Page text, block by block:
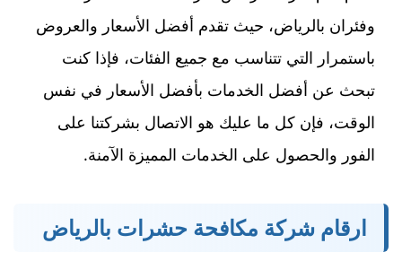
وفئران بالرياض، حيث تقدم أفضل الأسعار والعروض
باستمرار التي تتناسب مع جميع الفئات، فإذا كنت
تبحث عن أفضل الخدمات بأفضل الأسعار في نفس
الوقت، فإن كل ما عليك هو الاتصال بشركتنا على
الفور والحصول على الخدمات المميزة الآمنة.
ارقام شركة مكافحة حشرات بالرياض